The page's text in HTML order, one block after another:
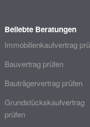
Beliebte Beratungen
Immobilienkaufvertrag
Bauvertrag prüfen
Bauträgervertrag prüfen
Grundstückskaufvertrag
prüfen